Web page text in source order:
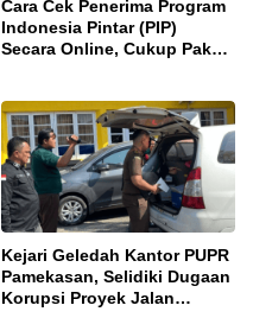
Cara Cek Penerima Program
Indonesia Pintar (PIP)
Secara Online, Cukup Pakai
Kejari Geledah Kantor PUPR
Pamekasan, Selidiki Dugaan
Korupsi Proyek Jalan